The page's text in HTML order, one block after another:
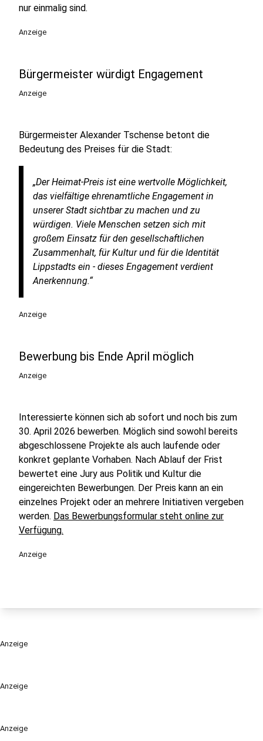
Anzeige
Anzeige
nur einmalig sind.
Anzeige
Bürgermeister würdigt Engagement
Anzeige
Bürgermeister Alexander Tschense betont die
Bedeutung des Preises für die Stadt:
„Der Heimat-Preis ist eine wertvolle Möglichkeit,
das vielfältige ehrenamtliche Engagement in
unserer Stadt sichtbar zu machen und zu
würdigen. Viele Menschen setzen sich mit
großem Einsatz für den gesellschaftlichen
Zusammenhalt, für Kultur und für die Identität
Lippstadts ein - dieses Engagement verdient
Anerkennung.“
Anzeige
Bewerbung bis Ende April möglich
Anzeige
Interessierte können sich ab sofort und noch bis zum
30. April 2026 bewerben. Möglich sind sowohl bereits
abgeschlossene Projekte als auch laufende oder
konkret geplante Vorhaben. Nach Ablauf der Frist
bewertet eine Jury aus Politik und Kultur die
eingereichten Bewerbungen. Der Preis kann an ein
einzelnes Projekt oder an mehrere Initiativen vergeben
werden. Das Bewerbungsformular steht online zur
Verfügung.
Anzeige
Anzeige